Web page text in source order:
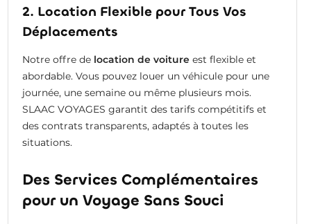
2. Location Flexible pour Tous Vos
Déplacements
Notre offre de location de voitureest flexible et
abordable. Vous pouvez louer un véhicule pour une
journée, une semaine ou même plusieurs mois.
SLAAC VOYAGES garantit des tarifs compétitifs et
des contrats transparents, adaptés à toutes les
situations.
Des Services Complémentaires
pour un Voyage Sans Souci